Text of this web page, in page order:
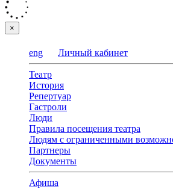
×
eng Личный кабинет
Театр
История
Репертуар
Гастроли
Люди
Правила посещения театра
Людям с ограниченными
Партнеры
Документы
Афиша